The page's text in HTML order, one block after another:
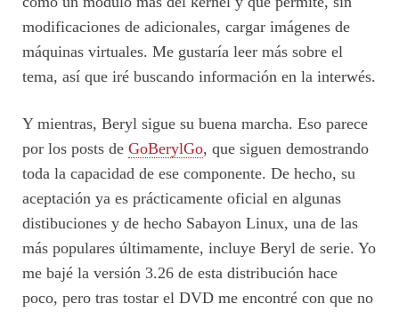
modificaciones de adicionales, cargar imágenes de
máquinas virtuales. Me gustaría leer más sobre el
tema, así que iré buscando información en la interwés.
Y mientras, Beryl sigue su buena marcha. Eso parece
por los posts de GoBerylGo, que siguen demostrando
toda la capacidad de ese componente. De hecho, su
aceptación ya es prácticamente oficial en algunas
distibuciones y de hecho Sabayon Linux, una de las
más populares últimamente, incluye Beryl de serie. Yo
me bajé la versión 3.26 de esta distribución hace
poco, pero tras tostar el DVD me encontré con que no